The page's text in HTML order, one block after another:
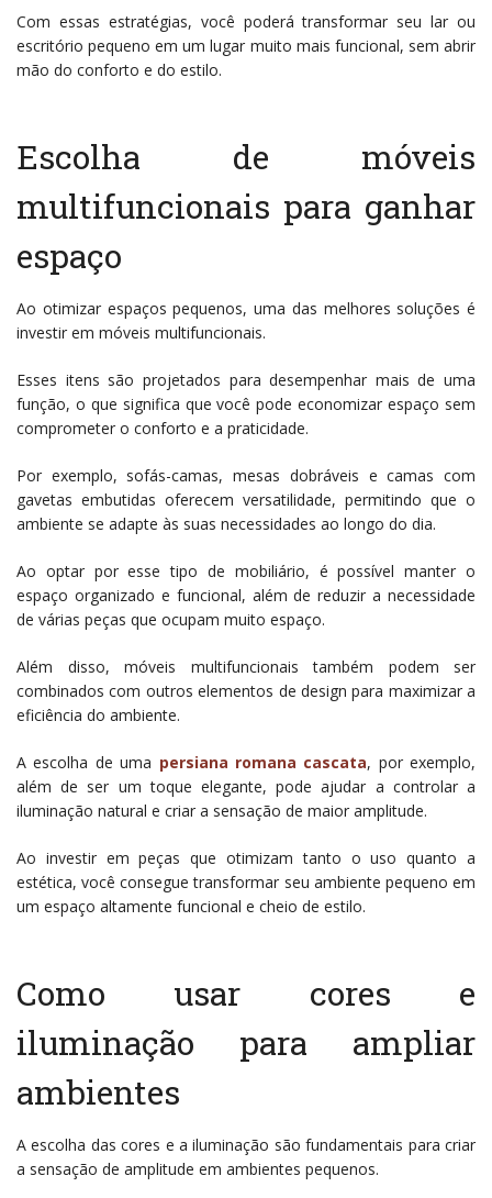
Com essas estratégias, você poderá transformar seu lar ou
escritório pequeno em um lugar muito mais funcional, sem abrir
mão do conforto e do estilo.
Escolha de móveis
multifuncionais para ganhar
espaço
Ao otimizar espaços pequenos, uma das melhores soluções é
investir em móveis multifuncionais.
Esses itens são projetados para desempenhar mais de uma
função, o que significa que você pode economizar espaço sem
comprometer o conforto e a praticidade.
Por exemplo, sofás-camas, mesas dobráveis e camas com
gavetas embutidas oferecem versatilidade, permitindo que o
ambiente se adapte às suas necessidades ao longo do dia.
Ao optar por esse tipo de mobiliário, é possível manter o
espaço organizado e funcional, além de reduzir a necessidade
de várias peças que ocupam muito espaço.
Além disso, móveis multifuncionais também podem ser
combinados com outros elementos de design para maximizar a
eficiência do ambiente.
A escolha de uma persiana romana cascata, por exemplo,
além de ser um toque elegante, pode ajudar a controlar a
iluminação natural e criar a sensação de maior amplitude.
Ao investir em peças que otimizam tanto o uso quanto a
estética, você consegue transformar seu ambiente pequeno em
um espaço altamente funcional e cheio de estilo.
Como usar cores e
iluminação para ampliar
ambientes
A escolha das cores e a iluminação são fundamentais para criar
a sensação de amplitude em ambientes pequenos.